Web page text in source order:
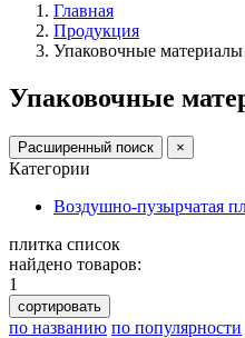
Главная
Продукция
Упаковочные материалы
Упаковочные
Расширенный поиск ×
Категории
Воздушно-пузырчатая
плитка список
найдено товаров:
1
сортировать
по названию по популярности